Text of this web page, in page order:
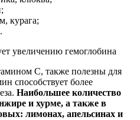
курага;
увеличению гемоглобина
C, также полезны для
способствует более
Наибольшее количество
и хурме, а также в
лимонах, апельсинах и